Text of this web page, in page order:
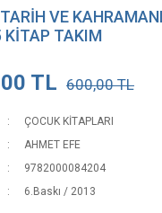
VE
KİTAP TAKIM
TL 600,00 TL
ÇOCUK KİTAPLARI
AHMET EFE
9782000084204
6.Baskı / 2013